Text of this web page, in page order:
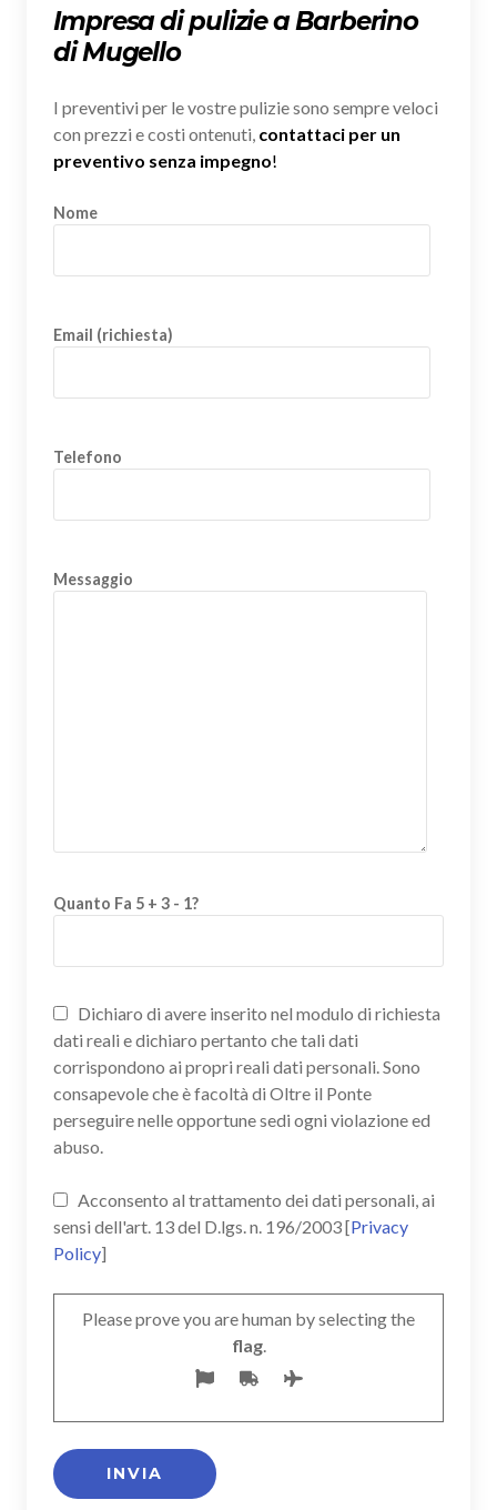
Impresa di pulizie a Barberino
di Mugello
I preventivi per le vostre pulizie sono sempre veloci
con prezzi e costi ontenuti, contattaci per un
preventivo senza impegno!
Nome
Email (richiesta)
Telefono
Messaggio
Quanto Fa 5 + 3 - 1?
Dichiaro di avere inserito nel modulo di richiesta
dati reali e dichiaro pertanto che tali dati
corrispondono ai propri reali dati personali. Sono
consapevole che è facoltà di Oltre il Ponte
perseguire nelle opportune sedi ogni violazione ed
abuso.
Acconsento al trattamento dei dati personali, ai
sensi dell'art. 13 del D.lgs. n. 196/2003 [Privacy
Policy]
Please prove you are human by selecting the
flag.